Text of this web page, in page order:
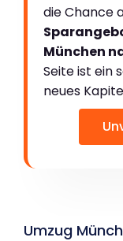
die Chance
München
Seite ist ein
neues
Umzug